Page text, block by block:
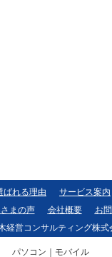
経営コンサルティング株式
ばれる理由 サービス案内
まの声
会社概要 お
パソコン ｜モバイル